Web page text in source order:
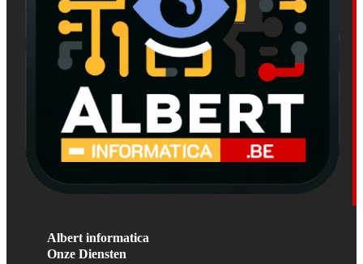
Albert informatica
Onze Diensten